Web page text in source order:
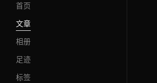
首页
文章
相册
足迹
标签